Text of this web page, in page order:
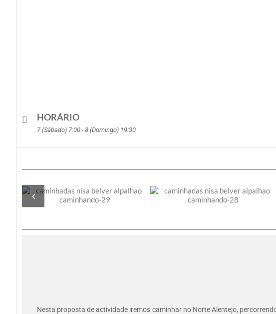
HORÁRIO
7 (Sábado) 7:00 - 8 (Domingo) 19:30
Nesta proposta de actividade iremos caminhar no Norte Alentejo,